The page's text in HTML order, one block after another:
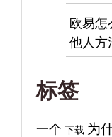
欧易怎
他人方
标签
一个 下载 为